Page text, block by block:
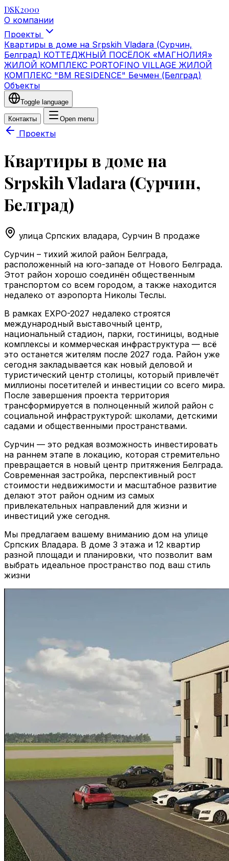
DSK2000
О компании
Проекты
Квартиры в доме на Srpskih Vladara (Сурчин,
Белград) КОТТЕДЖНЫЙ ПОСЁЛОК «МАГНОЛИЯ»
ЖИЛОЙ КОМПЛЕКС PORTOFINO VILLAGE ЖИЛОЙ
КОМПЛЕКС "BM RESIDENCE" Бечмен (Белград)
Объекты
Toggle language
Контакты Open menu
Проекты
Квартиры в доме на
Srpskih Vladara (Сурчин,
Белград)
улица Српских владара, Сурчин В продаже
Сурчин – тихий жилой район Белграда,
расположенный на юго-западе от Нового Белграда.
Этот район хорошо соединён общественным
транспортом со всем городом, а также находится
недалеко от аэропорта Николы Теслы.
В рамках EXPO-2027 недалеко строятся
международный выставочный центр,
национальный стадион, парки, гостиницы, водные
комплексы и коммерческая инфраструктура — всё
это останется жителям после 2027 года. Район уже
сегодня закладывается как новый деловой и
туристический центр столицы, который привлечёт
миллионы посетителей и инвестиции со всего мира.
После завершения проекта территория
трансформируется в полноценный жилой район с
социальной инфраструктурой: школами, детскими
садами и общественными пространствами.
Сурчин — это редкая возможность инвестировать
на раннем этапе в локацию, которая стремительно
превращается в новый центр притяжения Белграда.
Современная застройка, перспективный рост
стоимости недвижимости и масштабное развитие
делают этот район одним из самых
привлекательных направлений для жизни и
инвестиций уже сегодня.
Мы предлагаем вашему вниманию дом на улице
Српских Владара. В доме 3 этажа и 12 квартир
разной площади и планировки, что позволит вам
выбрать идеальное пространство под ваш стиль
жизни